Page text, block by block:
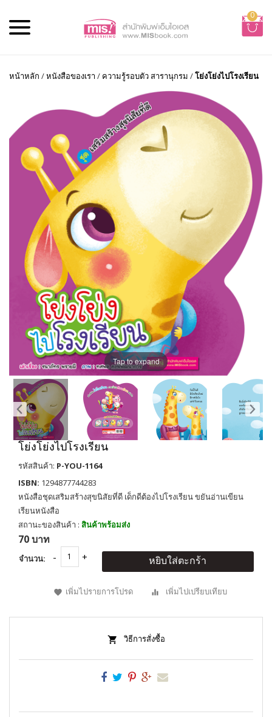
0
หน้าหลัก /หนังสือของเรา / ความรู้รอบตัว สารานุกรม /โย่งโย่งไปโรงเรียน
Tap to expand
โย่งโย่งไปโรงเรียน
รหัสสินค้า: P-YOU-1164
ISBN: 1294877744283
หนังสือชุดเสริมสร้างสุขนิสัยที่ดี เด็กดีต้องไปโรงเรียน ขยันอ่านเขียน
เรียนหนังสือ
สถานะของสินค้า : สินค้าพร้อมส่ง
70 บาท
จำนวน: หยิบใส่ตะกร้า
เพิ่มไปรายการโปรด เพิ่มไปเปรียบเทียบ
วิธีการสั่งซื้อ